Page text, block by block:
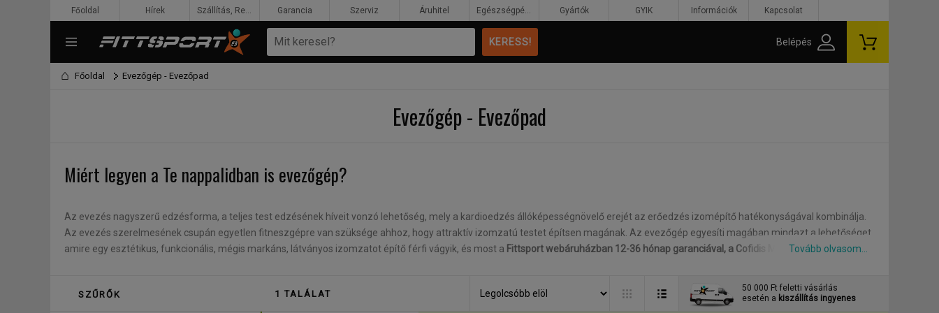
Főoldal Evezőgép - Evezőpad
Evezőgép - Evezőpad
Miért legyen a Te nappalidban is evezőgép?
Az evezés nagyszerű edzésforma, a teljes test edzésének híveit vonzó lehetőség, mely a kardioedzés állóképességnövelő erejét az erőedzés izomépítő hatékonyságával kombinálja.
Az evezés szerelmesének csupán egyetlen fitneszgépre van szüksége ahhoz, hogy attraktív izomzatú testet építsen magának. Az evezőgép egyesíti magában mindazt a lehetőséget,
amire egy esztétikus, funkcionális, mégis markáns, látványos izomzatot építő férfi vágyik, és most a Fittsport webáruházban 12-36 hónap garanciával, a Cofidis Magyarország áruhitel
Milyen előnyökkel számolhatsz egy evezőgép birtokában?
50 000 Ft feletti vásárlás
esetén a kiszállítás ingyenes
1 TALÁLAT
SZŰRŐK
Főoldal Hírek Szállítás, Rendelés, Fizetés Garancia Szerviz Áruhitel Egészségpénztár Gyártók GYIK Információk Kapcsolat
Belépés